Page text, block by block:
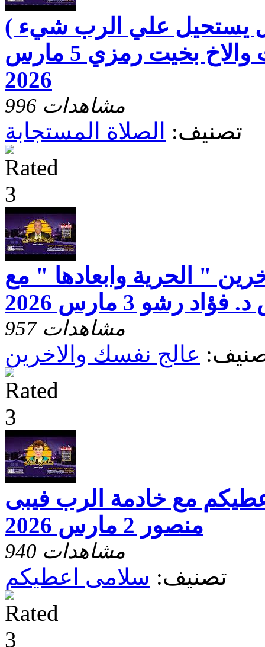
يستحيل علي الرب شيء )
مع الاخت رفقه بخيت والاخ بخيت رمزي 5 مارس
2026
996 مشاهدات
تصنيف: الصلاة المستجابة
" الحرية وابعادها " مع
رشو 3 مارس 2026
957 مشاهدات
عالج نفسك والاخرين
مع خادمة الرب فيبى
منصور 2 مارس 2026
940 مشاهدات
تصنيف: سلامى اعطيكم